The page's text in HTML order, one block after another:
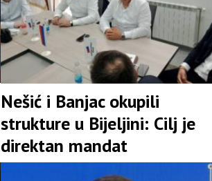
Nešić i Banjac okupili
strukture u Bijeljini: Cilj je
direktan mandat